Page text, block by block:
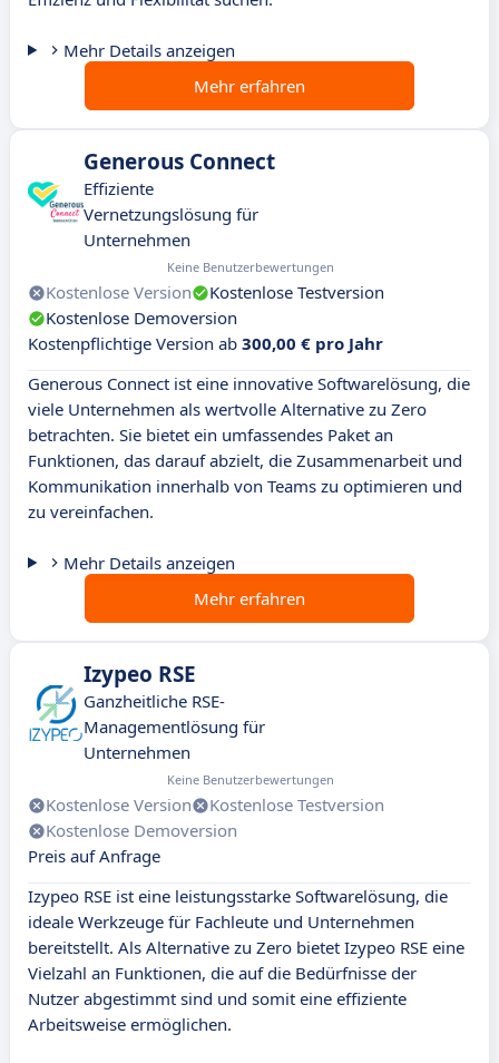
Mehr Details anzeigen
Mehr erfahren
Generous Connect
Effiziente
Vernetzungslösung für
Unternehmen
Keine Benutzerbewertungen
Kostenlose Version
Kostenlose Testversion
Kostenlose Demoversion
Kostenpflichtige Version ab 300,00 € pro Jahr
Generous Connect ist eine innovative Softwarelösung, die
viele Unternehmen als wertvolle Alternative zu Zero
betrachten. Sie bietet ein umfassendes Paket an
Funktionen, das darauf abzielt, die Zusammenarbeit und
Kommunikation innerhalb von Teams zu optimieren und
zu vereinfachen.
Mehr Details anzeigen
Mehr erfahren
Izypeo RSE
Ganzheitliche RSE-
Managementlösung für
Unternehmen
Keine Benutzerbewertungen
Kostenlose Version
Kostenlose Testversion
Kostenlose Demoversion
Preis auf Anfrage
Izypeo RSE ist eine leistungsstarke Softwarelösung, die
ideale Werkzeuge für Fachleute und Unternehmen
bereitstellt. Als Alternative zu Zero bietet Izypeo RSE eine
Vielzahl an Funktionen, die auf die Bedürfnisse der
Nutzer abgestimmt sind und somit eine effiziente
Arbeitsweise ermöglichen.